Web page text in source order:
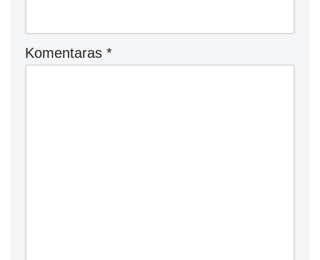
Komentaras *